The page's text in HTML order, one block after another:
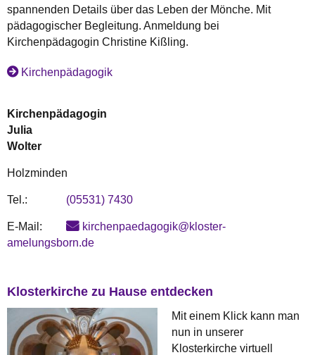
spannenden Details über das Leben der Mönche. Mit
pädagogischer Begleitung. Anmeldung bei
Kirchenpädagogin Christine Kißling.
Kirchenpädagogik
Kirchenpädagogin
Julia
Wolter
Holzminden
Tel.: (05531) 7430
E-Mail:
kirchenpaedagogik@kloster-
amelungsborn.de
Klosterkirche zu Hause entdecken
Mit einem Klick kann man
nun in unserer
Klosterkirche virtuell